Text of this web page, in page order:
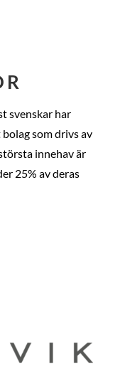
svenskar har
som drivs av
innehav är
25% av deras